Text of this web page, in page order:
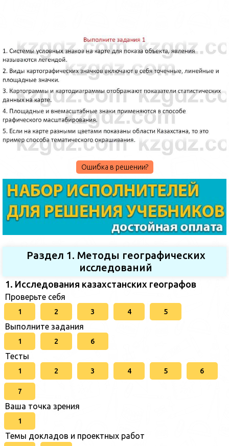
Ошибка в решении?
Раздел 1. Методы географических
исследований
1. Исследования казахстанских географов
Проверьте себя
1 2 3 4 5
Выполните задания
1 2 6
Тесты
1 2 3 4 5 6
7
Ваша точка зрения
1
Темы докладов и проектных работ